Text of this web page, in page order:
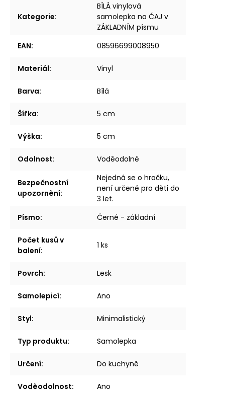
Kategorie:
BÍLÁ vinylová
samolepka na ĆAJ v
ZÁKLADNÍM písmu
EAN: 08596699008950
Materiál: Vinyl
Barva: Bílá
Šířka: 5 cm
Výška: 5 cm
Odolnost: Voděodolné
Bezpečnostní
upozornění:
Nejedná se o hračku,
není určené pro děti do
3 let.
Písmo: Černé - základní
Počet kusů v
balení:
1 ks
Povrch: Lesk
Samolepicí: Ano
Styl: Minimalistický
Typ produktu: Samolepka
Určení: Do kuchyně
Voděodolnost: Ano